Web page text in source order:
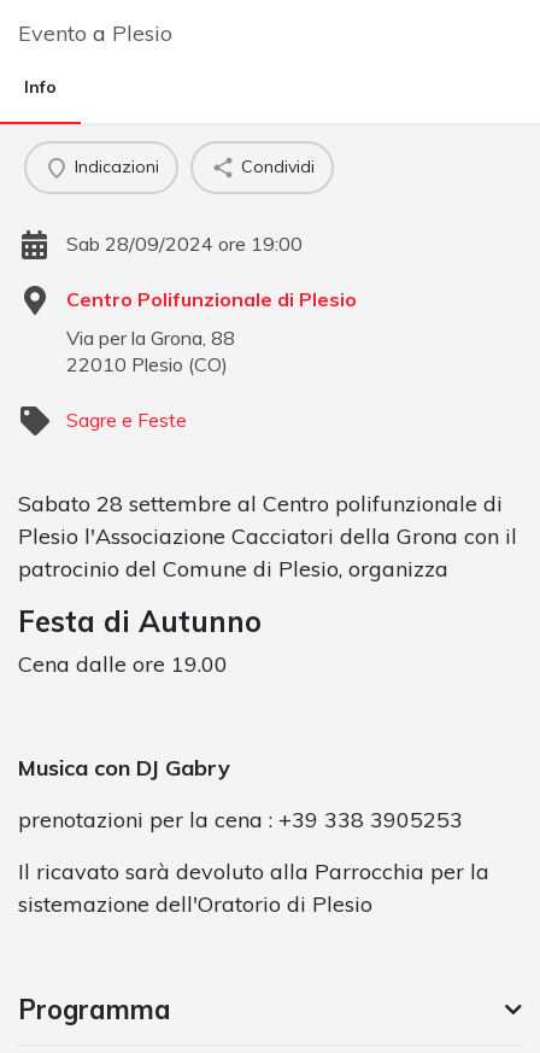
Evento a Plesio
Info
Indicazioni Condividi
Sab 28/09/2024 ore 19:00
Centro Polifunzionale di Plesio
Via per la Grona, 88
22010 Plesio (CO)
Sagre e Feste
Sabato 28 settembre al Centro polifunzionale di
Plesio l'Associazione Cacciatori della Grona con il
patrocinio del Comune di Plesio, organizza
Festa di Autunno
Cena dalle ore 19.00
Musica con DJ Gabry
prenotazioni per la cena : +39 338 3905253
Il ricavato sarà devoluto alla Parrocchia per la
sistemazione dell'Oratorio di Plesio
Programma